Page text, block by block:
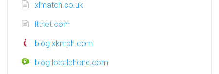
xlmatch.co.uk
lttnet.com
blog.xkmph.com
blog.localphone.com